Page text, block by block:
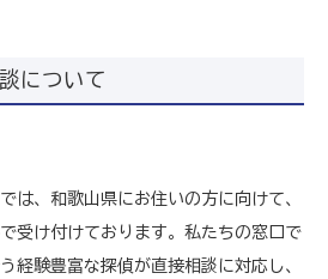
について
は、和歌山県にお住いの方に向けて、
受け付けております。私たちの窓口で
経験豊富な探偵が直接相談に対応し、